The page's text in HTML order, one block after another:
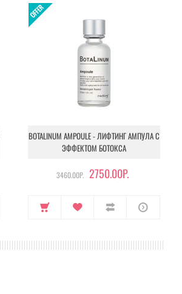
BOTALINUM AMPOULE - ЛИФТИНГ АМПУЛА С
ЭФФЕКТОМ БОТОКСА
3460.00Р. 2750.00Р.